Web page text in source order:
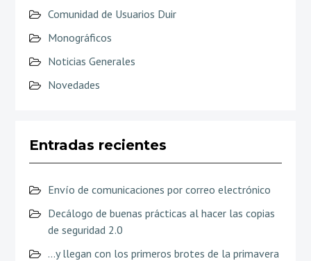
Comunidad de Usuarios Duir
Monográficos
Noticias Generales
Novedades
Entradas recientes
Envío de comunicaciones por correo electrónico
Decálogo de buenas prácticas al hacer las copias
de seguridad 2.0
…y llegan con los primeros brotes de la primavera